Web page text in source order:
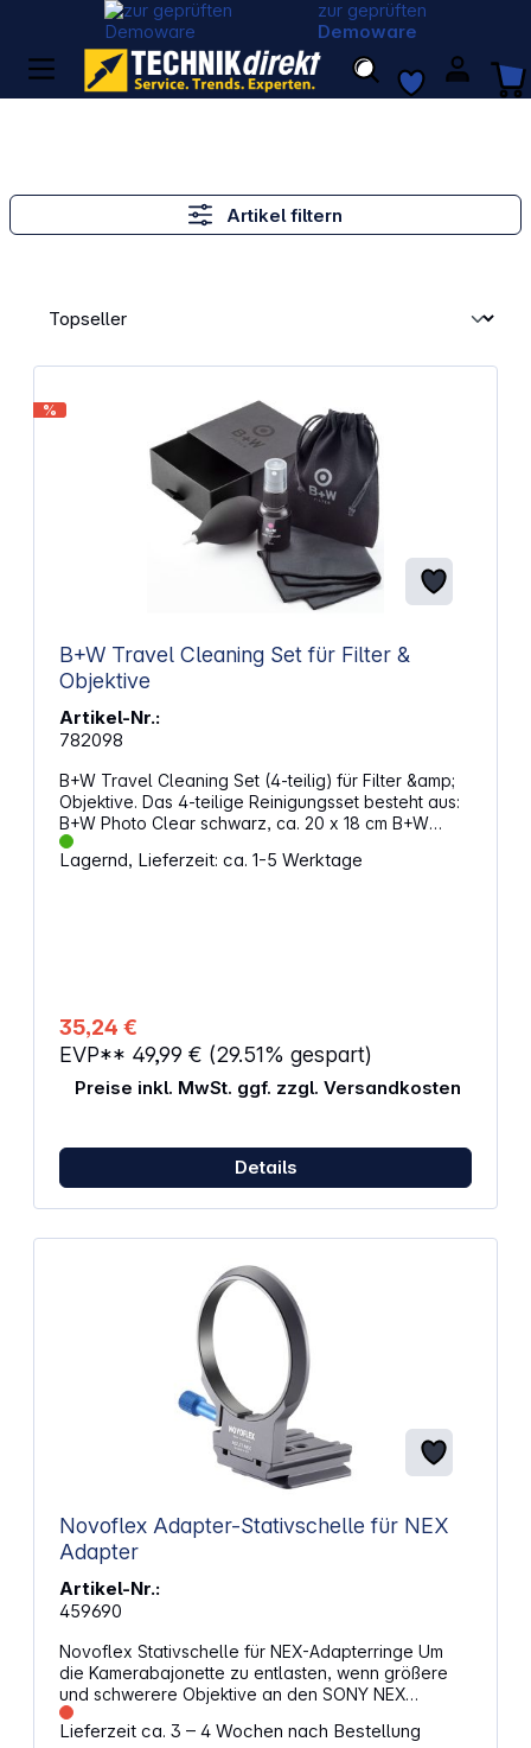
zur geprüften
Demoware
Artikel filtern
%
B+W Travel Cleaning Set für Filter &
Objektive
Artikel-Nr.:
782098
B+W Travel Cleaning Set (4-teilig) für Filter &amp;
Objektive. Das 4-teilige Reinigungsset besteht aus:
B+W Photo Clear schwarz, ca. 20 x 18 cm B+W
Blasebalg, ca. 9 cm B+W Lens Cleaner Pumpspray,
30 ml B+W Zuziehbeutel Der ideale Begleiter zur
Pumpspray: Schlierenfreie Anwendung bei
hartnäckiger Verschmutzung auf hochempfindlichen
optischen Oberflächen. Löst festanhaftende
Schmutzpartikel, die von Pinsel und Tuch nicht
entfernt werden können. Alkoholfreies Pumpspray
biologisch abbaubar.
Lagernd, Lieferzeit: ca. 1-5 Werktage
35,24 €
EVP** 49,99 € (29.51% gespart)
Preise inkl. MwSt. ggf. zzgl. Versandkosten
Details
Novoflex Adapter-Stativschelle für NEX
Adapter
Artikel-Nr.:
459690
Novoflex Stativschelle für NEX-Adapterringe Um
die Kamerabajonette zu entlasten, wenn größere
und schwerere Objektive an den SONY NEX
Gehäusen montiert werden, empfiehlt sich die
Verwendung des zusätzlichen Stativ-Adapters von
Lieferzeit ca. 3 – 4 Wochen nach Bestellung